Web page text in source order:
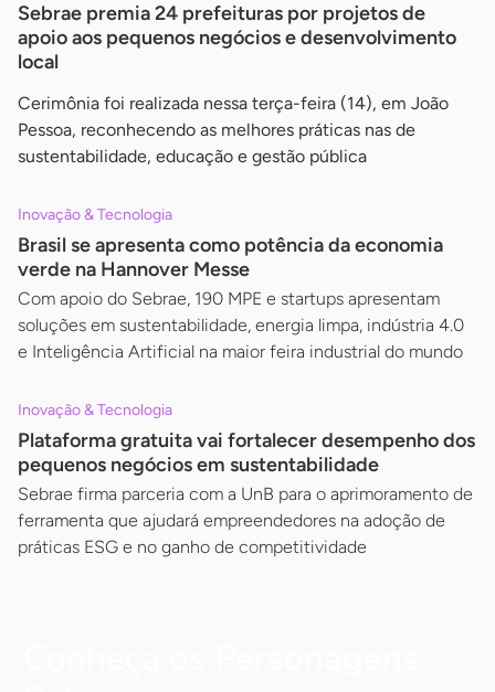
Sebrae premia 24 prefeituras por projetos de
apoio aos pequenos negócios e desenvolvimento
local
Cerimônia foi realizada nessa terça-feira (14), em João
Pessoa, reconhecendo as melhores práticas nas de
sustentabilidade, educação e gestão pública
Inovação & Tecnologia
Brasil se apresenta como potência da economia
verde na Hannover Messe
Com apoio do Sebrae, 190 MPE e startups apresentam
soluções em sustentabilidade, energia limpa, indústria 4.0
e Inteligência Artificial na maior feira industrial do mundo
Inovação & Tecnologia
Plataforma gratuita vai fortalecer desempenho dos
pequenos negócios em sustentabilidade
Sebrae firma parceria com a UnB para o aprimoramento de
ferramenta que ajudará empreendedores na adoção de
práticas ESG e no ganho de competitividade